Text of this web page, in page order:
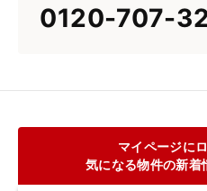
0120-707-
マイページに
気になる物件の新着